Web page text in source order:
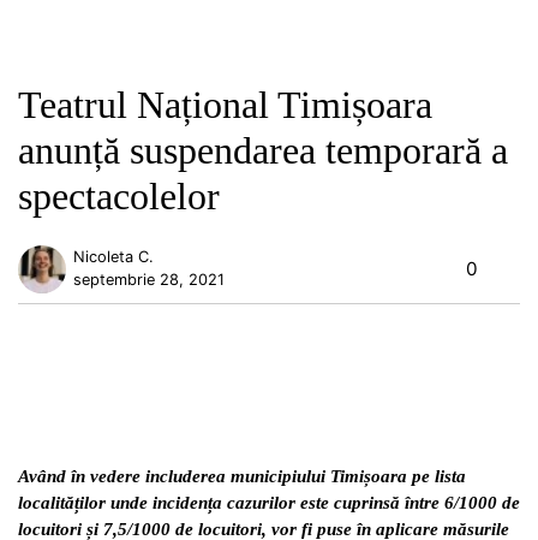
Teatrul Național Timișoara
anunță suspendarea temporară a
spectacolelor
Nicoleta C.
septembrie 28, 2021
0
Având în vedere includerea municipiului Timișoara pe lista
localităților unde incidența cazurilor este cuprinsă între 6/1000 de
locuitori și 7,5/1000 de locuitori, vor fi puse în aplicare măsurile